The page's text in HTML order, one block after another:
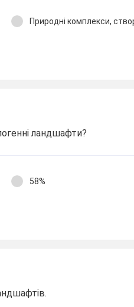
Природні комплекси,
ландшафти?
58%